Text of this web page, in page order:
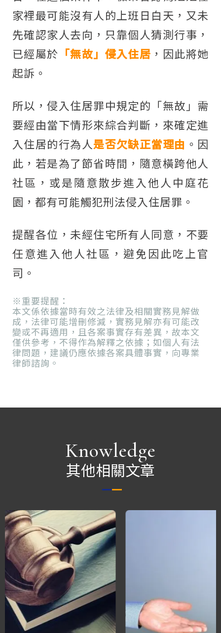
家裡最可能沒有人的上班日白天，又未
先確認家人去向，只靠個人猜測行事，
已經屬於 「無故」侵入住居 ，因此將她
起訴。
所以，侵入住居罪中規定的「無故」需
要經由當下情形來綜合判斷，來確定進
入住居的行為人是否欠缺正當理由 。因
此，若是為了節省時間，隨意橫跨他人
社區，或是隨意散步進入他人中庭花
園，都有可能觸犯刑法侵入住居罪。
提醒各位，未經住宅所有人同意，不要
任意進入他人社區，避免因此吃上官
司。
※重要提醒：
本文係依據當時有效之法律及相關實務見解做
成，法律可能增刪修減，實務見解亦有可能改
變或不再適用，且各案事實存有差異，故本文
僅供參考，不得作為解釋之依據；如個人有法
律問題，建議仍應依據各案具體事實，向專業
律師諮詢。
Knowledge
其他相關文章